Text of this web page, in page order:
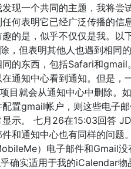
现一个共同的主题，我将尝
何表明它已经广泛传播的信
的是，似乎不仅仅是我。以
，但表明其他人也遇到相同
的东西，包括Safari和gmail
通知中心看到通知。但是，
目就会从通知中心中删除。
置gmail帐户，则这些电子
示。 七月26在15:03回答
和通知中心也有同样的问题
）电子邮件和Gmail没
确实适用于我的iCalendar物